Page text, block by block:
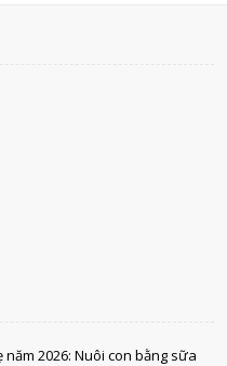
2026: Nuôi con bằng sữa